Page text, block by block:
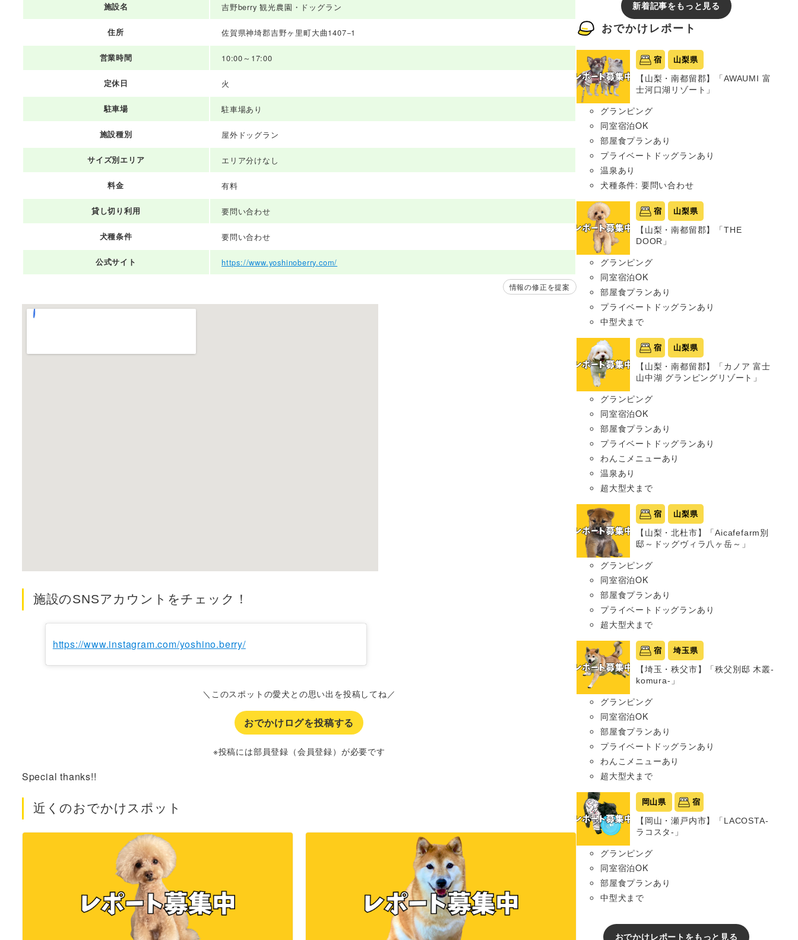
施設名 吉野berry 観光農園・ドッグラン
住所 佐賀県神埼郡吉野ヶ里町大曲1407−1
営業時間 10:00～17:00
定休日 火
駐車場 駐車場あり
施設種別 屋外ドッグラン
サイズ別エリア エリア分けなし
料金 有料
貸し切り利用 要問い合わせ
犬種条件 要問い合わせ
公式サイト https://www.yoshinoberry.com/
情報の修正を提案
施設のSNSアカウントをチェック！
https://www.instagram.com/yoshino.berry/
＼このスポットの愛犬との思い出を投稿してね／
おでかけログを投稿する
※投稿には部員登録（会員登録）が必要です
Special thanks!!
近くのおでかけスポット
新着記事をもっと見る
おでかけレポート
宿 山梨県
【山梨・南都留郡】「AWAUMI 富
士河口湖リゾート」
グランピング
同室宿泊OK
部屋食プランあり
プライベートドッグランあり
温泉あり
犬種条件: 要問い合わせ
宿 山梨県
【山梨・南都留郡】「THE
DOOR」
グランピング
同室宿泊OK
部屋食プランあり
プライベートドッグランあり
中型犬まで
宿 山梨県
【山梨・南都留郡】「カノア 富士
山中湖 グランピングリゾート」
グランピング
同室宿泊OK
部屋食プランあり
プライベートドッグランあり
わんこメニューあり
温泉あり
超大型犬まで
宿 山梨県
【山梨・北杜市】「Aicafefarm別
邸～ドッグヴィラ八ヶ岳～」
グランピング
同室宿泊OK
部屋食プランあり
プライベートドッグランあり
超大型犬まで
宿 埼玉県
【埼玉・秩父市】「秩父別邸 木叢-
komura-」
グランピング
同室宿泊OK
部屋食プランあり
プライベートドッグランあり
わんこメニューあり
超大型犬まで
岡山県 宿
【岡山・瀬戸内市】「LACOSTA-
ラコスタ-」
グランピング
同室宿泊OK
部屋食プランあり
中型犬まで
おでかけレポートをもっと見る